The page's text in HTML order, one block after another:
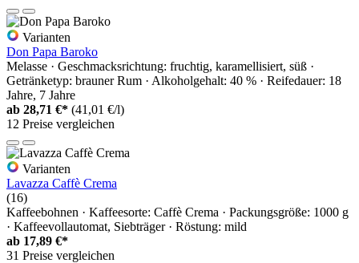
Varianten
Don Papa Baroko
Melasse · Geschmacksrichtung: fruchtig, karamellisiert, süß ·
Getränketyp: brauner Rum · Alkoholgehalt: 40 % · Reifedauer: 18
Jahre, 7 Jahre
ab 28,71 €* (41,01 €/l)
12 Preise vergleichen
Varianten
Lavazza Caffè Crema
(16)
Kaffeebohnen · Kaffeesorte: Caffè Crema · Packungsgröße: 1000 g
· Kaffeevollautomat, Siebträger · Röstung: mild
ab 17,89 €*
31 Preise vergleichen